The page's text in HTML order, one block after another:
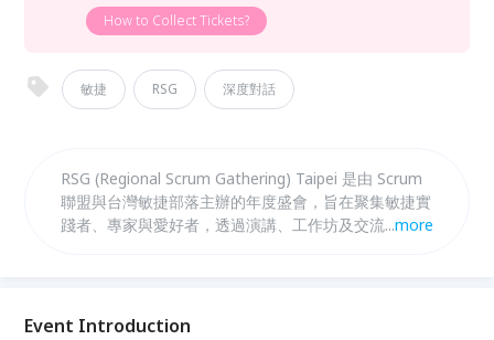
How to Collect Tickets?
敏捷 RSG 深度對話
RSG (Regional Scrum Gathering) Taipei 是由 Scrum
聯盟與台灣敏捷部落主辦的年度盛會，旨在聚集敏捷實
踐者、專家與愛好者，透過演講、工作坊及交流分享最
...more
Event Introduction